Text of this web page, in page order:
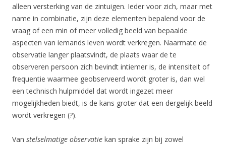
alleen versterking van de zintuigen. Ieder voor zich, maar met
name in combinatie, zijn deze elementen bepalend voor de
vraag of een min of meer volledig beeld van bepaalde
aspecten van iemands leven wordt verkregen. Naarmate de
observatie langer plaatsvindt, de plaats waar de te
observeren persoon zich bevindt intiemer is, de intensiteit of
frequentie waarmee geobserveerd wordt groter is, dan wel
een technisch hulpmiddel dat wordt ingezet meer
mogelijkheden biedt, is de kans groter dat een dergelijk beeld
wordt verkregen (?).
Van stelselmatige observatie kan sprake zijn bij zowel